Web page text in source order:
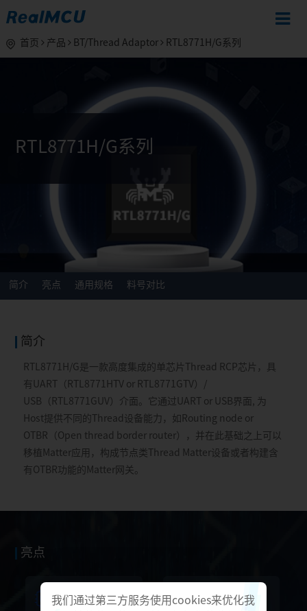
首页 产品 BT/Thread Adaptor RTL8771H/G系列
RTL8771H/G系列
简介 亮点 通用规格 料号对比
简介
RTL8771H/G是一款高度集成的单芯片Thread RCP芯片，具
有UART（RTL8771HTV or RTL8771GTV）/
USB（RTL8771GUV）介面。它通过UART or USB界面, 为
Host提供不同的Thread设备能力，如Routing node or
OTBR（Open thread border router），并在此基础之上可以
移植Matter应用，构成节点类Thread Matter设备或者构建含
有OTBR功能的Matter网关。
亮点
我们通过第三方服务使用cookies来优化我